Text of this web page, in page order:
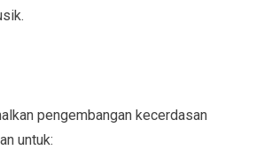
pengembangan kecerdasan
untuk: